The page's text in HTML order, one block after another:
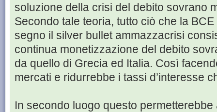
soluzione della crisi del debito sovrano
Secondo tale teoria, tutto ciò che la
segno il silver bullet ammazzacrisi
continua monetizzazione del debito
da quello di Grecia ed Italia. Così
mercati e ridurrebbe i tassi d’interesse
In secondo luogo questo